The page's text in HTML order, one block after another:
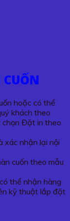
hoặc có thể
khách theo
chọn Đặt in theo
xác nhận lại nội
cuốn theo mẫu
thể nhận hàng
kỹ thuật lắp đặt